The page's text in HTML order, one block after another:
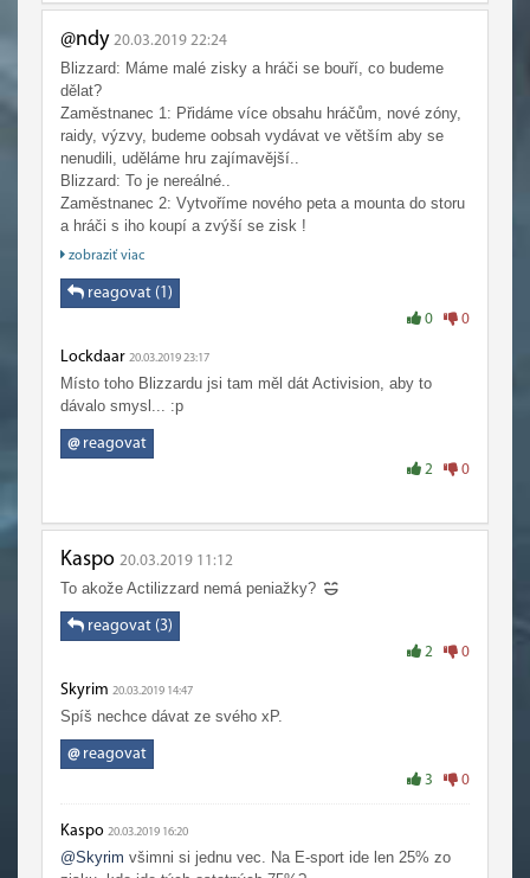
Ono by se to dalo uplne ignorovat, kdyby si clovek
neuvedomoval jak tragickej je gameplay v BFA a misto
napravy vymysli takovyhle kokotiny to prostě zustava
rozum stat ..
@ndy 20.03.2019 22:24
Blizzard: Máme malé zisky a hráči se bouří, co budeme
dělat?
Zaměstnanec 1: Přidáme více obsahu hráčům, nové zóny,
raidy, výzvy, budeme oobsah vydávat ve větším aby se
nenudili, uděláme hru zajímavější..
Blizzard: To je nereálné..
Zaměstnanec 2: Vytvoříme nového peta a mounta do storu
a hráči s iho koupí a zvýší se zisk !
Blizzard: To je nápad, pusťte se do práce !
zobraziť viac
reagovat (1)
0 0
Lockdaar 20.03.2019 23:17
Místo toho Blizzardu jsi tam měl dát Activision, aby to
dávalo smysl... :p
@reagovat
2 0
Kaspo 20.03.2019 11:12
To akože Actilizzard nemá peniažky?
reagovat (3)
2 0
Skyrim 20.03.2019 14:47
Spíš nechce dávat ze svého xP.
@reagovat
3 0
Kaspo 20.03.2019 16:20
@Skyrim všimni si jednu vec. Na E-sport ide len 25% zo